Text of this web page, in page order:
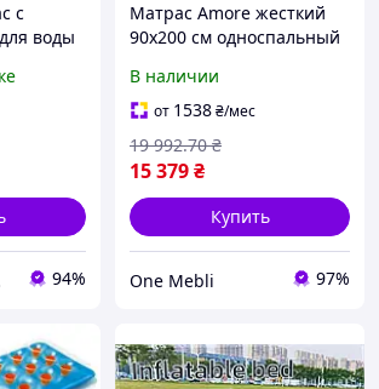
с
воды
8661
94%
Матрас Amore жесткий
90x200 см односпальный
пружинами для
подростка с
ортопедическим
эффектом
В наличии
от 1538₴/мес
15 379₴
19 992.70 ₴
Купить
One Mebli 97%